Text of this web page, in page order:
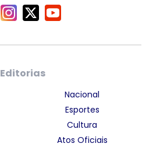
Editorias
Nacional
Esportes
Cultura
Atos Oficiais